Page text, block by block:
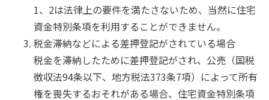
1、2は法律上の要件を満たさないため、当然に住宅
資金特別条項を利用することができません。
税金滞納などによる差押登記がされている場合
税金を滞納したために差押登記がされ、公売（国税
徴収法94条以下、地方税法373条7項）によって所有
権を喪失するおそれがある場合、住宅資金特別条項